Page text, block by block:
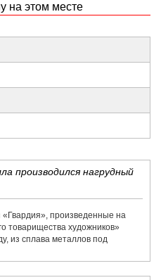
на этом месте
производился нагрудный
произведенные на
товарищества художников»​
из сплава металлов под